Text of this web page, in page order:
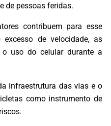
de pessoas feridas.
contribuem para esse
de velocidade, as
o uso do celular durante a
infraestrutura das vias e o
como instrumento de